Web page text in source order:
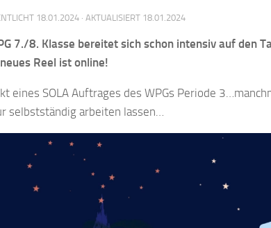
18.01.2024 · AKTUALISIERT 18.01.2024
7./8. Klasse bereitet sich schon intensiv auf den
Reel ist online!
eines SOLA Auftrages des WPGs Periode
selbstständig arbeiten lassen…